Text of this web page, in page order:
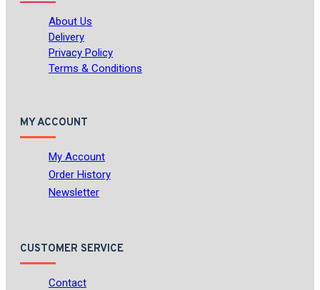
About Us
Delivery
Privacy Policy
Terms & Conditions
MY ACCOUNT
My Account
Order History
Newsletter
CUSTOMER SERVICE
Contact